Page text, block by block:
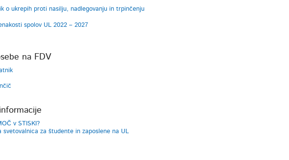
o ukrepih proti nasilju, nadlegovanju in trpinčenju
spolov UL 2022 – 2027
na FDV
v STISKI?
svetovalnica za študente in zaposlene na UL